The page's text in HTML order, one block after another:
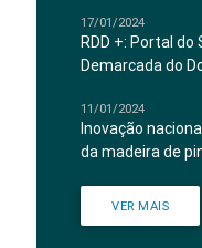
17/01/2024
RDD +: Portal
Demarcada do
11/01/2024
Inovação
da madeira de
VER MAIS